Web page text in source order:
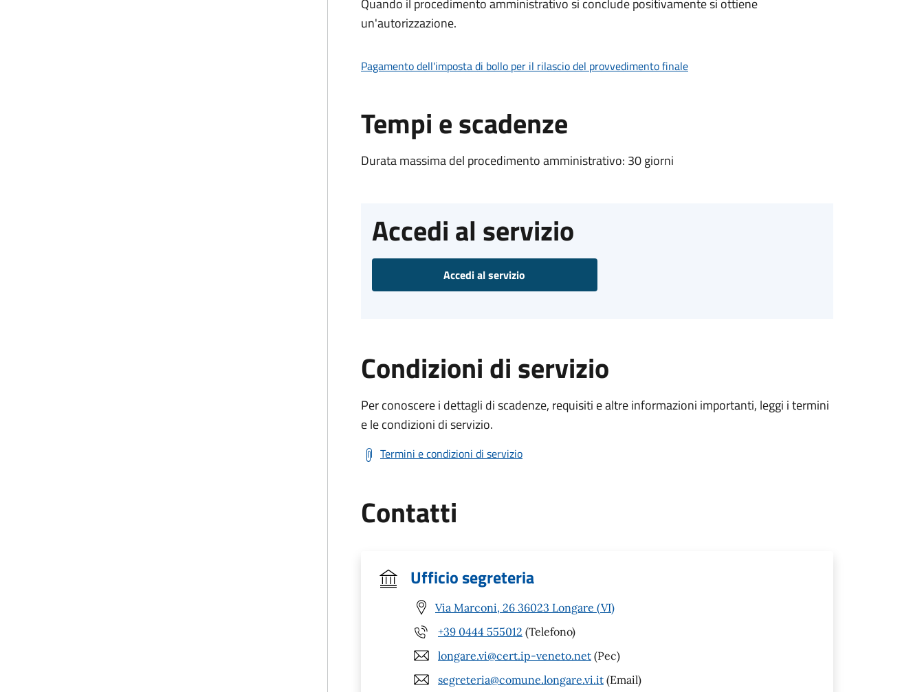
Quando il procedimento amministrativo si conclude positivamente si ottiene
un'autorizzazione.
Pagamento dell'imposta di bollo per il rilascio del provvedimento finale
Tempi e scadenze
Durata massima del procedimento amministrativo: 30 giorni
Accedi al servizio
Accedi al servizio
Condizioni di servizio
Per conoscere i dettagli di scadenze, requisiti e altre informazioni importanti, leggi i termini
e le condizioni di servizio.
Termini e condizioni di servizio
Contatti
Ufficio segreteria
Via Marconi, 26 36023 Longare (VI)
+39 0444 555012 (Telefono)
longare.vi@cert.ip-veneto.net (Pec)
segreteria@comune.longare.vi.it (Email)